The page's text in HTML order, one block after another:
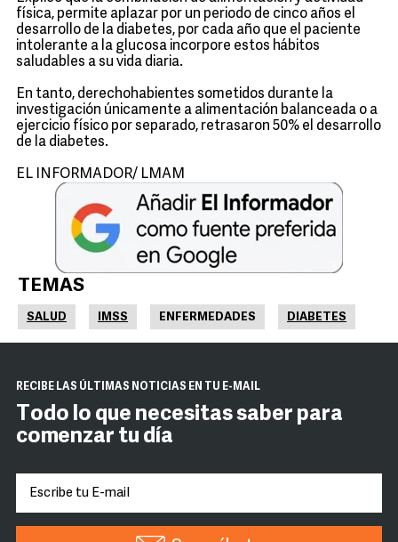
física, permite aplazar por un periodo de cinco años el
desarrollo de la diabetes, por cada año que el paciente
intolerante a la glucosa incorpore estos hábitos
saludables a su vida diaria.
En tanto, derechohabientes sometidos durante la
investigación únicamente a alimentación balanceada o a
ejercicio físico por separado, retrasaron 50% el desarrollo
de la diabetes.
EL INFORMADOR/ LMAM
TEMAS
SALUD IMSS ENFERMEDADES DIABETES
RECIBE LAS ÚLTIMAS NOTICIAS EN TU E-MAIL
Todo lo que necesitas saber para
comenzar tu día